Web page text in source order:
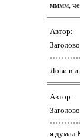
мммм,
Автор:
Лови в
Автор:
я думал